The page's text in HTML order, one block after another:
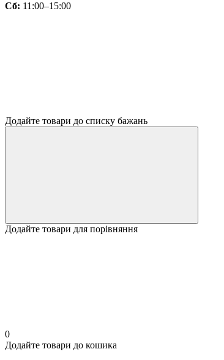
Сб: 11:00–15:00
Додайте товари до списку бажань
Додайте товари для порівняння
0
Додайте товари до кошика